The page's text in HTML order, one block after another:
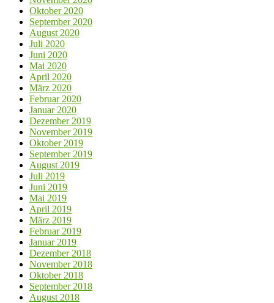
Oktober 2020
September 2020
August 2020
Juli 2020
Juni 2020
Mai 2020
April 2020
März 2020
Februar 2020
Januar 2020
Dezember 2019
November 2019
Oktober 2019
September 2019
August 2019
Juli 2019
Juni 2019
Mai 2019
April 2019
März 2019
Februar 2019
Januar 2019
Dezember 2018
November 2018
Oktober 2018
September 2018
August 2018